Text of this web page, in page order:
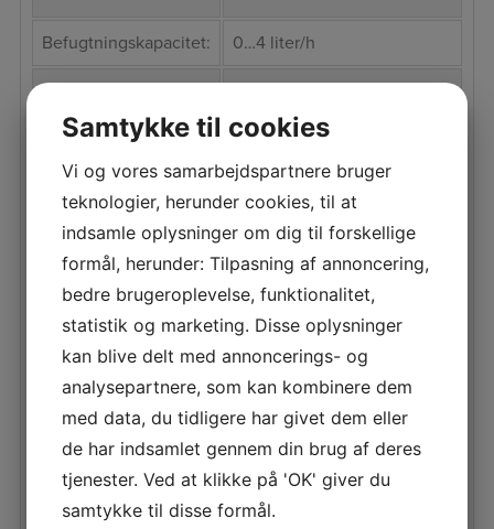
Befugtningskapacitet:
0…4 liter/h
20 W, (max 900 W hvis
varmelegemet er aktiv)
Maksimalt
vandforbrug:
5 liter/h
Vandtilslutning: 3/4″ med overgang til 4 mm
Afløb:
50 cm 15mm slange
medfølger
Maksimum
luftmængde:
600 m3/h
Kanaltilslutning:
Standard Ø 200 mm
kanaltilslutning
Tryktab
105 Pa ved 600 m3/h
Samtykke til cookies
Vi og vores samarbejdspartnere bruger
teknologier, herunder cookies, til at
indsamle oplysninger om dig til forskellige
formål, herunder: Tilpasning af annoncering,
bedre brugeroplevelse, funktionalitet,
statistik og marketing. Disse oplysninger
kan blive delt med annoncerings- og
analysepartnere, som kan kombinere dem
med data, du tidligere har givet dem eller
de har indsamlet gennem din brug af deres
tjenester. Ved at klikke på 'OK' giver du
samtykke til disse formål.